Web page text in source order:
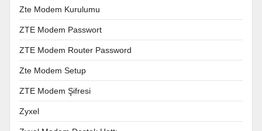
Zte Modem Kurulumu
ZTE Modem Passwort
ZTE Modem Router Password
Zte Modem Setup
ZTE Modem Şifresi
Zyxel